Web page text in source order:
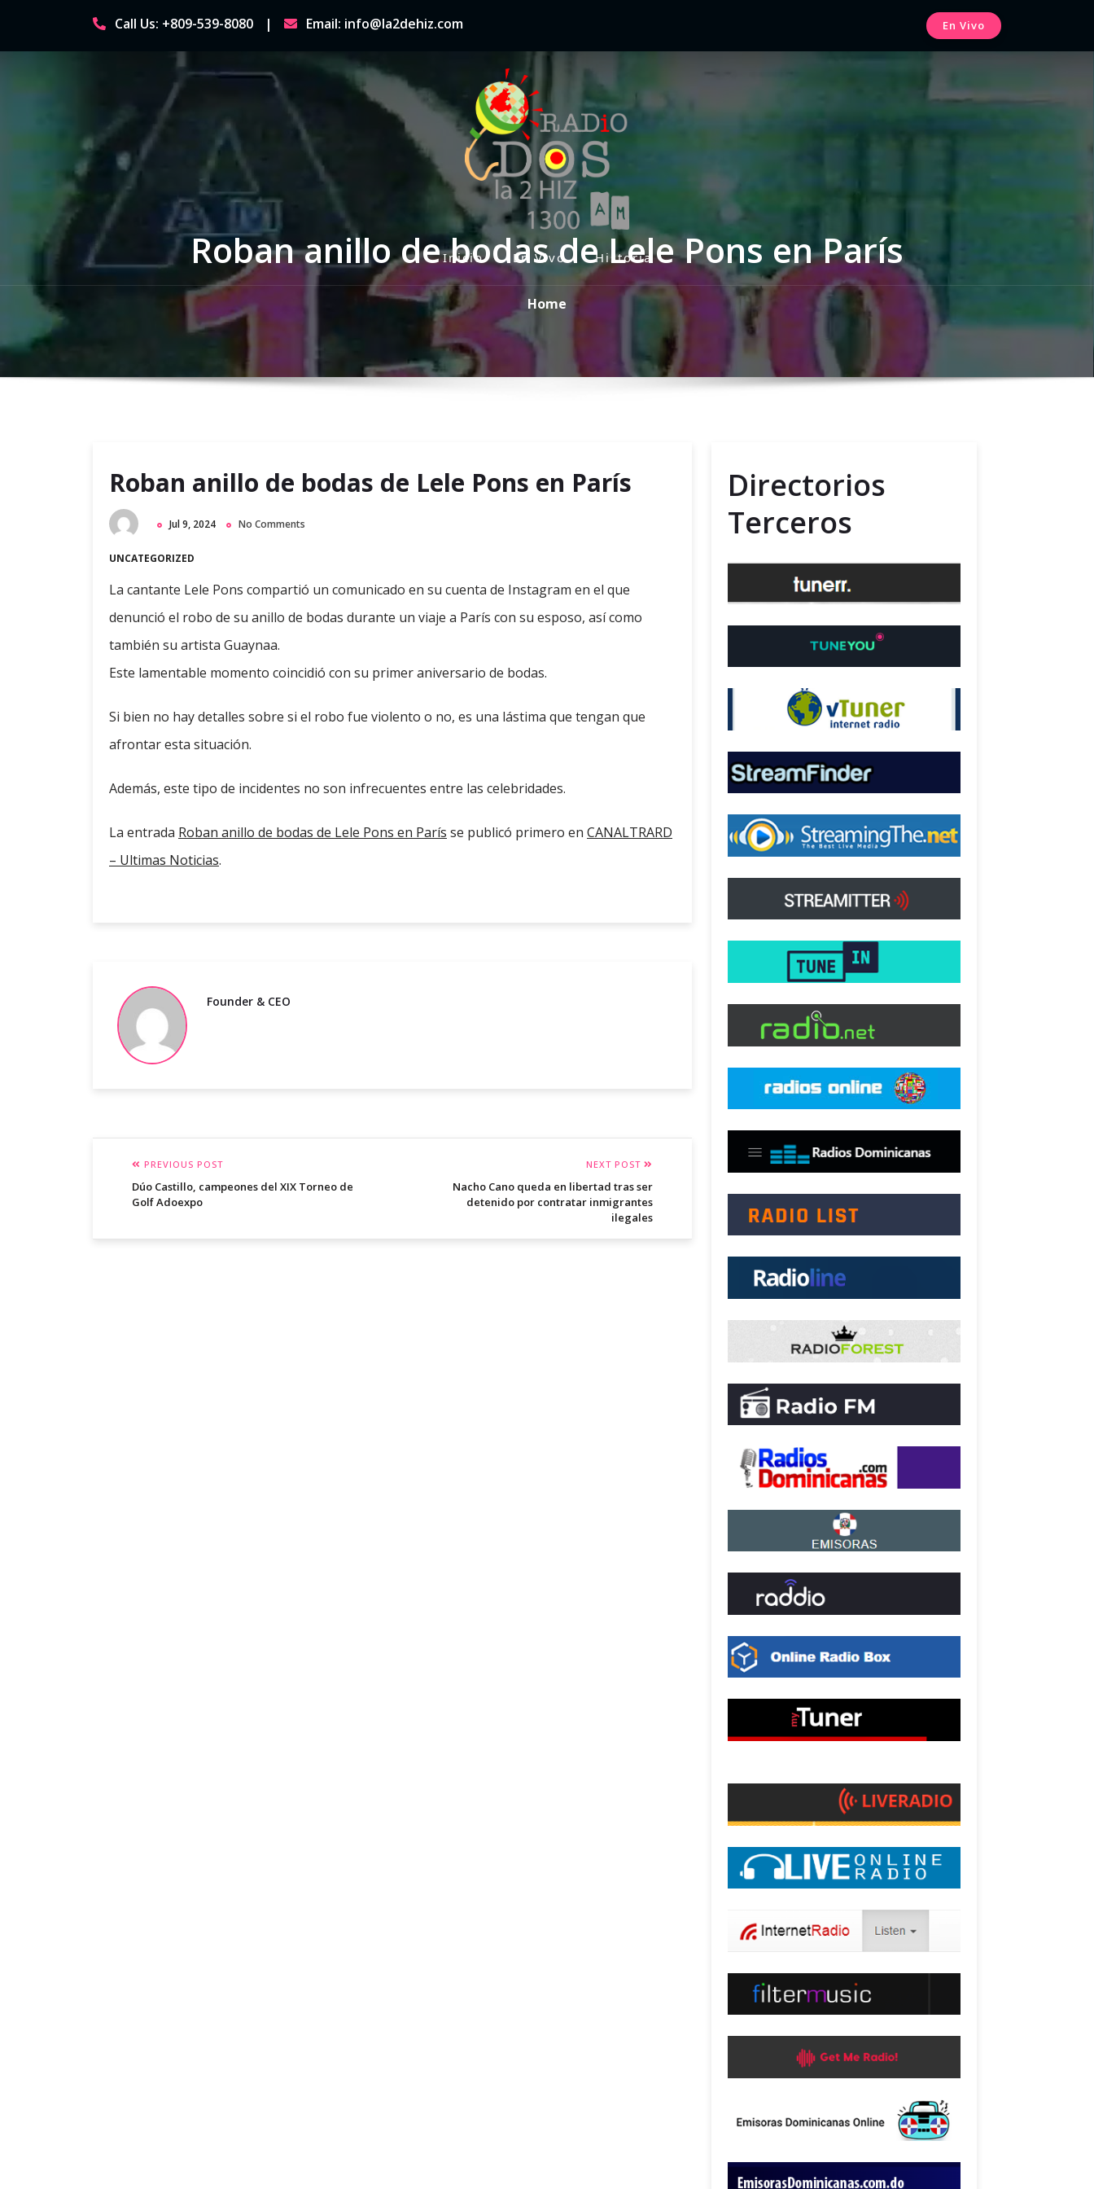
content
Call Us: +809-539-8080 Email: info@la2dehiz.com En Vivo
P
r
i
a
r
u
Inicio En Vivo Historia
Roban anillo de bodas de Lele Pons en París
Home
Roban anillo de bodas de Lele Pons en París
Jul 9, 2024 No Comments
UNCATEGORIZED
La cantante Lele Pons compartió un comunicado en su cuenta de Instagram en el que
denunció el robo de su anillo de bodas durante un viaje a París con su esposo, así como
también su artista Guaynaa.
Este lamentable momento coincidió con su primer aniversario de bodas.
Si bien no hay detalles sobre si el robo fue violento o no, es una lástima que tengan que
afrontar esta situación.
Además, este tipo de incidentes no son infrecuentes entre las celebridades.
La entrada Roban anillo de bodas de Lele Pons en París se publicó primero en CANALTRARD
– Ultimas Noticias.
Founder & CEO
PREVIOUS POST
Dúo Castillo, campeones del XIX Torneo de
Golf Adoexpo
NEXT POST
Nacho Cano queda en libertad tras ser
detenido por contratar inmigrantes
ilegales
Directorios
Terceros